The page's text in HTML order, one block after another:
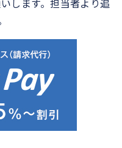
します。担当者より追